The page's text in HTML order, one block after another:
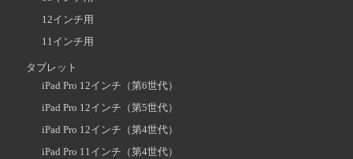
12インチ用
11インチ用
タブレット
iPad Pro 12インチ（第6世代）
iPad Pro 12インチ（第5世代）
iPad Pro 12インチ（第4世代）
iPad Pro 11インチ（第4世代）